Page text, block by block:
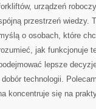
urządzeń
przestrzeń wiedzy.
o osobach, które
jak funkcjonuje
lepsze
technologii.
koncentruje się na